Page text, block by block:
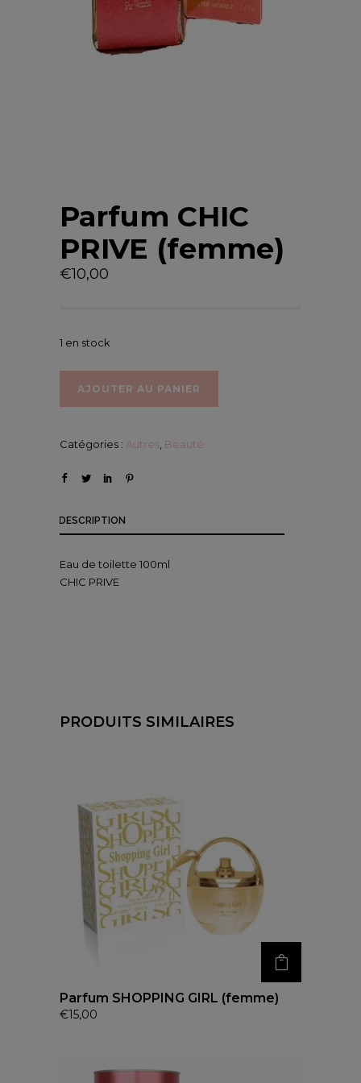
Parfum CHIC
PRIVE (femme)
€10,00
1 en stock
AJOUTER AU PANIER
Catégories : Autres Beauté
DESCRIPTION
Eau de toilette 100ml
CHIC PRIVE
PRODUITS SIMILAIRES
Parfum SHOPPING GIRL (femme)
€15,00